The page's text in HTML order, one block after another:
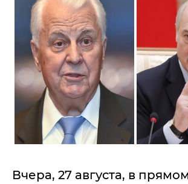
Вчера, 27 августа, в